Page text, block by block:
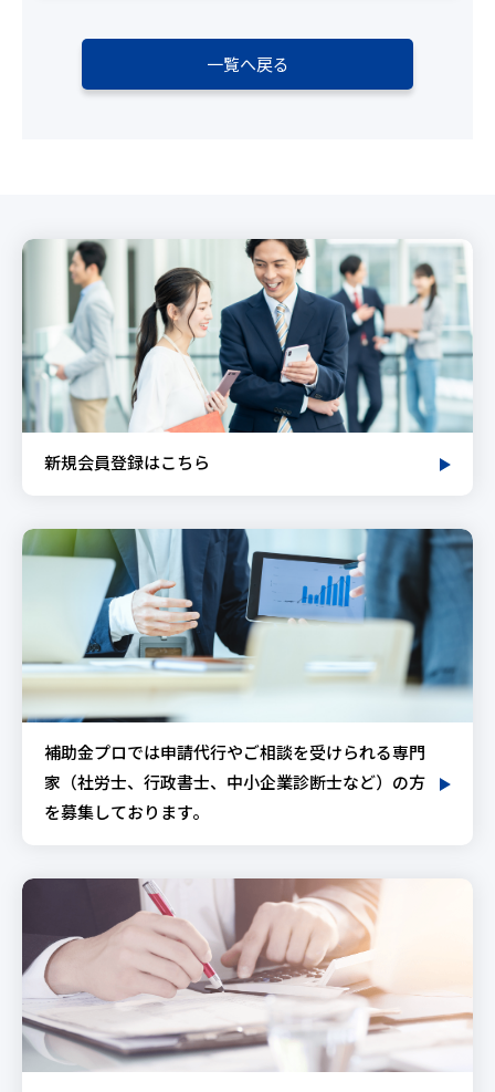
一覧へ戻る
新規会員登録はこちら
補助金プロでは申請代行やご相談を受けられる専門
家（社労士、行政書士、中小企業診断士など）の方
を募集しております。